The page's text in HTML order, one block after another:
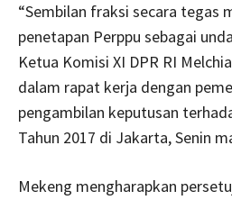
“Sembilan fraksi secara tegas
penetapan Perppu sebagai
Ketua Komisi XI DPR RI
dalam rapat kerja dengan
pengambilan keputusan
Tahun 2017 di Jakarta, Senin
Mekeng mengharapkan